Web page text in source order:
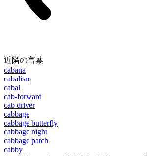
近隣の言葉
cabana
cabalism
cabal
cab-forward
cab driver
cabbage
cabbage butterfly
cabbage night
cabbage patch
cabby